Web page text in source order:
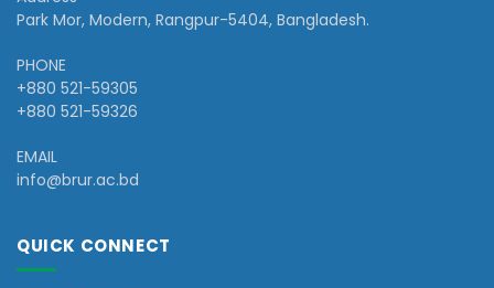
Park Mor, Modern, Rangpur-5404, Bangladesh.
PHONE
+880 521-59305
+880 521-59326
EMAIL
info@brur.ac.bd
QUICK CONNECT